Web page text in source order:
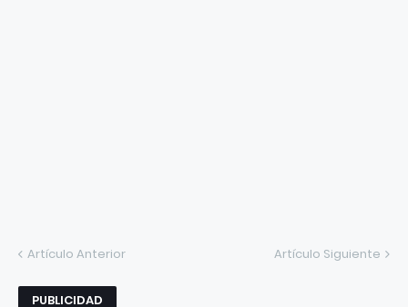
Artículo Anterior Artículo Siguiente
PUBLICIDAD